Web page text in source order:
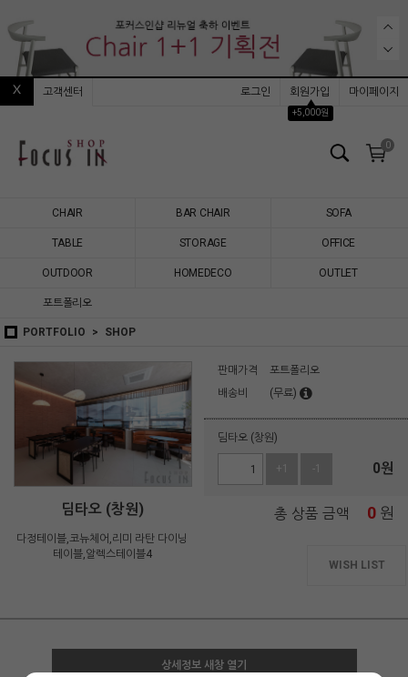
고객센터 로그인
회원가입
▲
+5,000원
마이페이지
0
CHAIR BAR CHAIR SOFA
TABLE STORAGE OFFICE
OUTDOOR HOMEDECO OUTLET
포트폴리오
PORTFOLIO SHOP
딤타오 (창원)
다정테이블,코뉴체어,리미 라탄 다이닝
테이블,알렉스테이블4
판매가격
포트폴리오
배송비
(무료)
딤타오 (창원)
+1 -1 0원
총 상품 금액 0 원
WISH LIST
상세정보 새창 열기